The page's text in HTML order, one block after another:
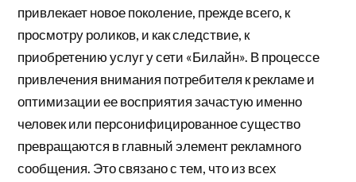
привлекает новое поколение, прежде всего, к
просмотру роликов, и как следствие, к
приобретению услуг у сети «Билайн». В процессе
привлечения внимания потребителя к рекламе и
оптимизации ее восприятия зачастую именно
человек или персонифицированное существо
превращаются в главный элемент рекламного
сообщения. Это связано с тем, что из всех